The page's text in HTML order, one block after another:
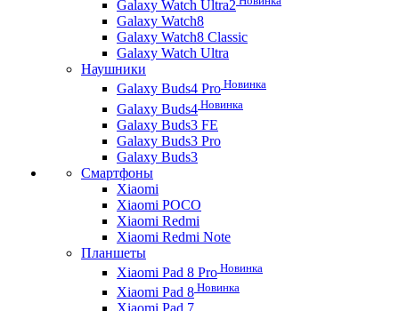
Galaxy Watch Ultra2
Galaxy Watch8
Galaxy Watch8 Classic
Galaxy Watch Ultra
Наушники
Galaxy Buds4 Pro Новинка
Galaxy Buds4 Новинка
Galaxy Buds3 FE
Galaxy Buds3 Pro
Galaxy Buds3
Смартфоны
Xiaomi
Xiaomi POCO
Xiaomi Redmi
Xiaomi Redmi Note
Планшеты
Xiaomi Pad 8 Pro Новинка
Xiaomi Pad 8 Новинка